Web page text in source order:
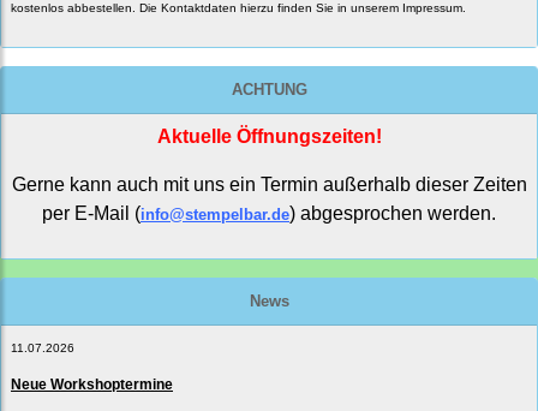
kostenlos abbestellen. Die Kontaktdaten hierzu finden Sie in unserem Impressum.
ACHTUNG
Aktuelle Öffnungszeiten!
Gerne kann auch mit uns ein Termin außerhalb dieser Zeiten
per E-Mail (info@stempelbar.de) abgesprochen werden.
News
11.07.2026
Neue Workshoptermine